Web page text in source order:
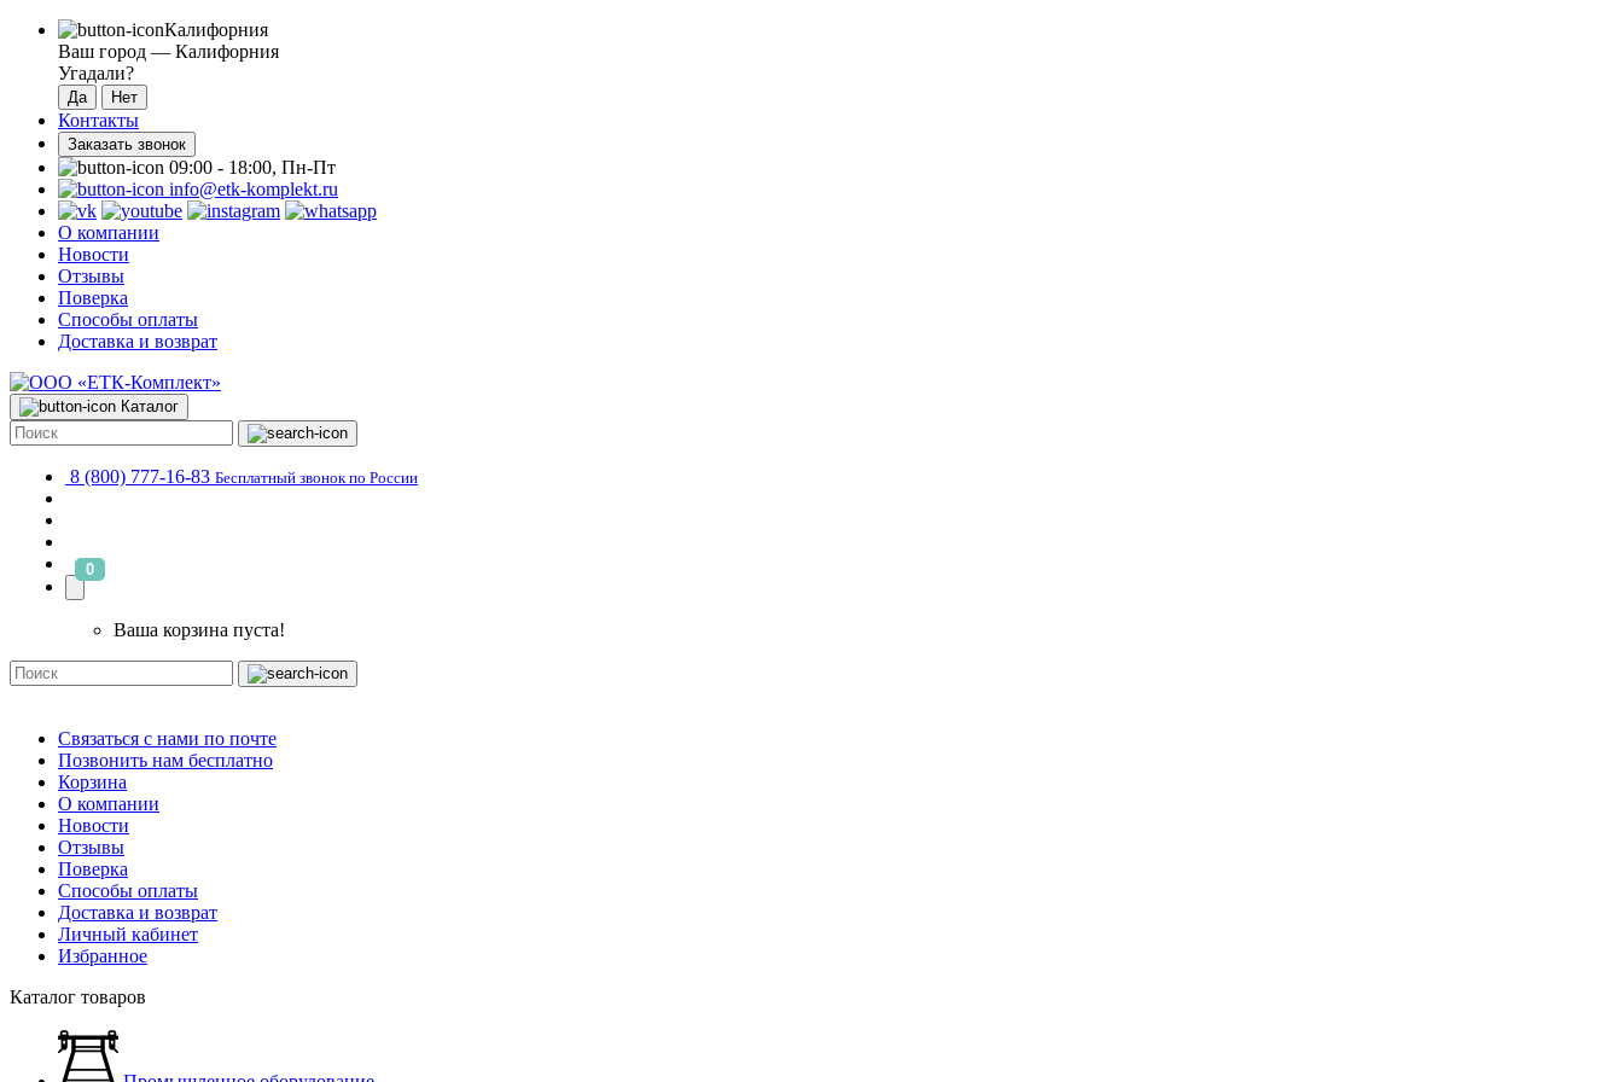
Калифорния
Ваш город — Калифорния
Угадали?
Контакты
Заказать звонок
09:00 - 18:00, Пн-Пт
info@etk-komplekt.ru
О компании
Новости
Отзывы
Поверка
Способы оплаты
Доставка и возврат
Каталог
8 (800) 777-16-83 Бесплатный звонок по России
0
Ваша корзина пуста!
Связаться с нами по почте
Позвонить нам бесплатно
Корзина
О компании
Новости
Отзывы
Поверка
Способы оплаты
Доставка и возврат
Личный кабинет
Избранное
Каталог товаров